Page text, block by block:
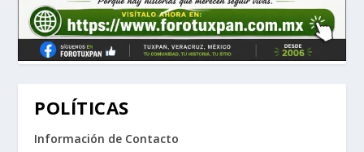
POLÍTICAS
Información de Contacto